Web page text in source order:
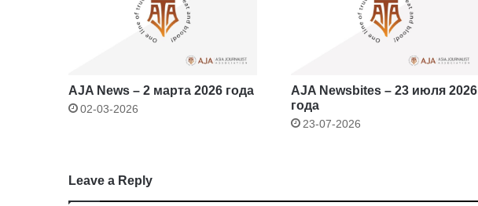
AJA News – 2 марта 2026 года
02-03-2026
AJA Newsbites – 23 июля 2026
года
23-07-2026
Leave a Reply